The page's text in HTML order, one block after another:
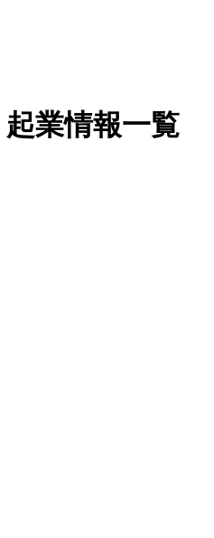
業情報一覧